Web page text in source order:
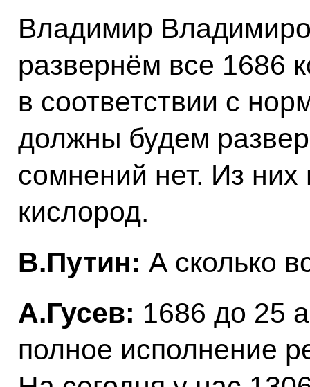
Владимир
развернём все 1686
в соответствии с
должны будем
сомнений нет. Из них
кислород.
В.Путин: А сколько
А.Гусев: 1686 до 25
полное исполнение